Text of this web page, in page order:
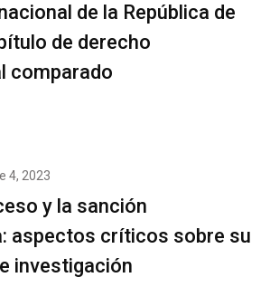
de la República de
de derecho
comparado
4, 2023
y la sanción
aspectos críticos sobre su
investigación